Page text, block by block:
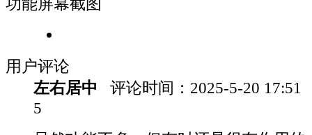
用户评论
左右居中
评论时间： 2025-5-20 17:51
5